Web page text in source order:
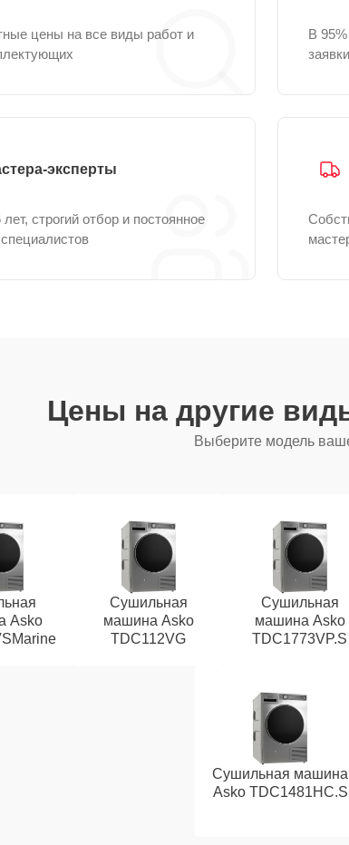
цены на все виды работ и
В
эксперты
строгий отбор и постоянное
Цены на другие
Выберите модель
Asko
Сушильная
машина Asko
TDC112VG
Сушильная
машина Asko
TDC1773VP.S
Сушильная машина
Asko TDC1481HC.S